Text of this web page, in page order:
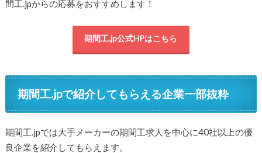
間工.jpからの応募をおすすめします！
期間工.jp公式HPはこちら
期間工.jpで紹介してもらえる企業一部抜粋
期間工.jpでは大手メーカーの期間工求人を中心に40社以上の優
良企業を紹介してもらえます。